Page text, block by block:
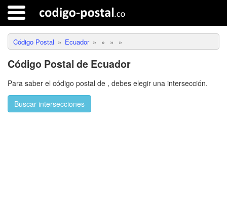
Código Postal Ecuador
Código Postal de Ecuador
Para saber el código postal de , debes elegir una intersección.
Buscar intersecciones